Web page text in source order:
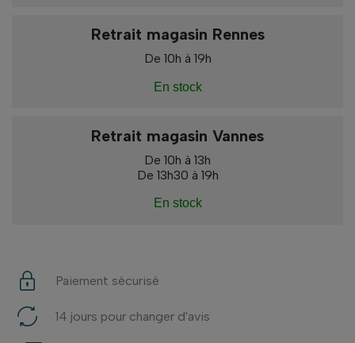
Retrait magasin Rennes
De 10h à 19h
En stock
Retrait magasin Vannes
De 10h à 13h
De 13h30 à 19h
En stock
Paiement sécurisé
14 jours pour changer d'avis